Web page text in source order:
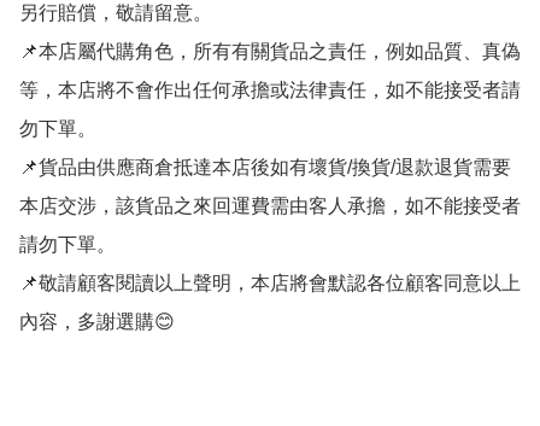
另行賠償，敬請留意。
📌本店屬代購角色，所有有關貨品之責任，例如品質、真偽
等，本店將不會作出任何承擔或法律責任，如不能接受者請
勿下單。
📌貨品由供應商倉抵達本店後如有壞貨/換貨/退款退貨需要
本店交涉，該貨品之來回運費需由客人承擔，如不能接受者
請勿下單。
📌敬請顧客閱讀以上聲明，本店將會默認各位顧客同意以上
內容，多謝選購😊